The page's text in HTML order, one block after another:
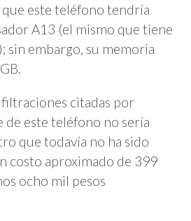
este teléfono tendría
A13 (el mismo que tiene
sin embargo, su memoria
citadas por
de este teléfono no sería
que todavía no ha sido
costo aproximado de 399
ocho mil pesos